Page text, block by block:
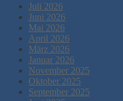
Juli 2026
Juni 2026
Mai 2026
April 2026
März 2026
Januar 2026
November 2025
Oktober 2025
September 2025